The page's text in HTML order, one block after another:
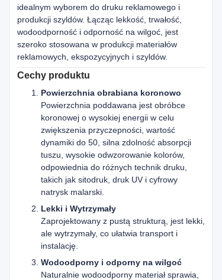
idealnym wyborem do druku reklamowego i
produkcji szyldów. Łącząc lekkość, trwałość,
wodoodporność i odporność na wilgoć, jest
szeroko stosowana w produkcji materiałów
reklamowych, ekspozycyjnych i szyldów.
Cechy produktu
Powierzchnia obrabiana koronowo
Powierzchnia poddawana jest obróbce
koronowej o wysokiej energii w celu
zwiększenia przyczepności, wartość
dynamiki do 50, silna zdolność absorpcji
tuszu, wysokie odwzorowanie kolorów,
odpowiednia do różnych technik druku,
takich jak sitodruk, druk UV i cyfrowy
natrysk malarski.
Lekki i Wytrzymały
Zaprojektowany z pustą strukturą, jest lekki,
ale wytrzymały, co ułatwia transport i
instalację.
Wodoodporny i odporny na wilgoć
Naturalnie wodoodporny materiał sprawia,